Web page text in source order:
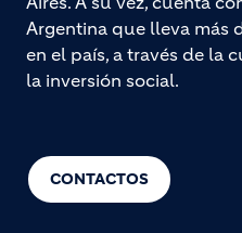
CONTACTOS
Argentina que lleva más
en el país, a través de la
la inversión social.